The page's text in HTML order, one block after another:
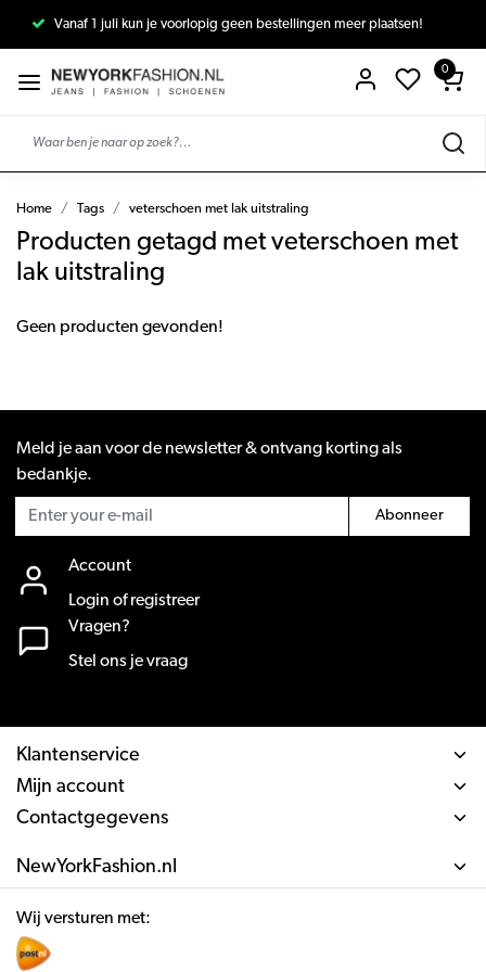
Vanaf 1 juli kun je voorlopig geen bestellingen meer plaatsen!
0
Home Tags veterschoen met lak uitstraling
Producten getagd met veterschoen met
lak uitstraling
Geen producten gevonden!
Meld je aan voor de newsletter & ontvang korting als
bedankje.
Abonneer
Account
Login of registreer
Vragen?
Stel ons je vraag
Klantenservice
Mijn account
Contactgegevens
NewYorkFashion.nl
Wij versturen met: